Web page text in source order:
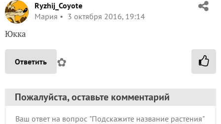
Ryzhij_Coyote
Мария
3 октября 2016, 19:14
Юкка
Ответить ✿
Пожалуйста, оставьте комментарий